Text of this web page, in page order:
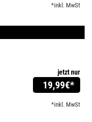
*inkl. MwSt
jetzt nur
19,99€*
*inkl. MwSt